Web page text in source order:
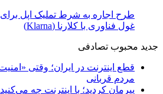
طرح اجاره به شرط تملیک اپل
غول فناوری با کلارنا (Klarna)
جدید محبوب تصادفی
قطع اینترنت در ایران؛ وقتی
مردم قربانی
پیرمان کردید؛ با اینترنت چه